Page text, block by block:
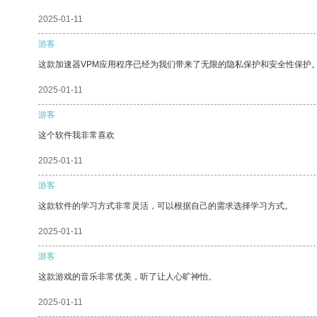
2025-01-11
游客
这款加速器VPM应用程序已经为我们带来了无限的隐私保护和安全性保护
2025-01-11
游客
这个软件我非常喜欢
2025-01-11
游客
这款软件的学习方式非常灵活，可以根据自己的需求选择学习方式。
2025-01-11
游客
这款游戏的音乐非常优美，听了让人心旷神怡。
2025-01-11